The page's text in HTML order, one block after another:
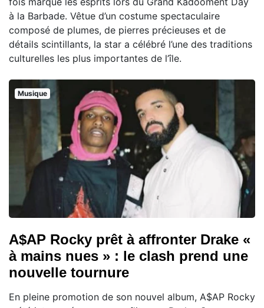
à la Barbade. Vêtue d’un costume spectaculaire
composé de plumes, de pierres précieuses et de
détails scintillants, la star a célébré l’une des traditions
culturelles les plus importantes de l’île.
Musique
A$AP Rocky prêt à affronter Drake «
à mains nues » : le clash prend une
nouvelle tournure
En pleine promotion de son nouvel album, A$AP Rocky